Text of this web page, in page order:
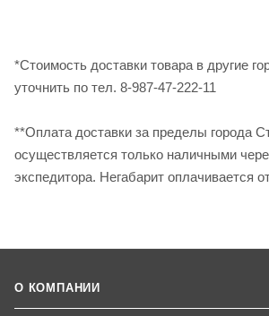
*Стоимость доставки товара в другие
уточнить по тел. 8-987-47-222-11
**Оплата доставки за пределы города
осуществляется только наличными
экспедитора. Негабарит оплачивается
О КОМПАНИИ